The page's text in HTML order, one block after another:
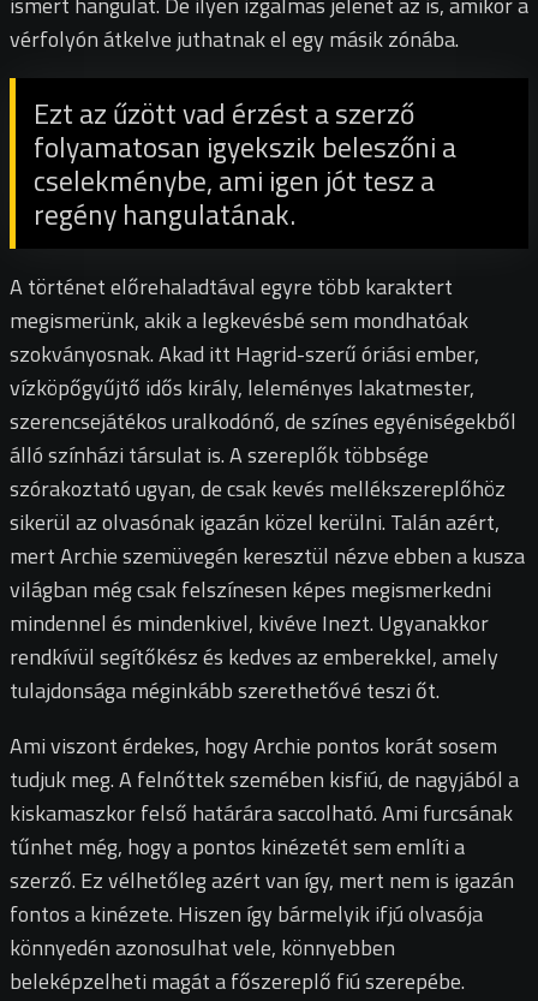
vérfolyón átkelve juthatnak el egy másik zónába.
Ezt az űzött vad érzést a szerző
folyamatosan igyekszik beleszőni a
cselekménybe, ami igen jót tesz a
regény hangulatának.
A történet előrehaladtával egyre több karaktert
megismerünk, akik a legkevésbé sem mondhatóak
szokványosnak. Akad itt Hagrid-szerű óriási ember,
vízköpőgyűjtő idős király, leleményes lakatmester,
szerencsejátékos uralkodónő, de színes egyéniségekből
álló színházi társulat is. A szereplők többsége
szórakoztató ugyan, de csak kevés mellékszereplőhöz
sikerül az olvasónak igazán közel kerülni. Talán azért,
mert Archie szemüvegén keresztül nézve ebben a kusza
világban még csak felszínesen képes megismerkedni
mindennel és mindenkivel, kivéve Inezt. Ugyanakkor
rendkívül segítőkész és kedves az emberekkel, amely
tulajdonsága méginkább szerethetővé teszi őt.
Ami viszont érdekes, hogy Archie pontos korát sosem
tudjuk meg. A felnőttek szemében kisfiú, de nagyjából a
kiskamaszkor felső határára saccolható. Ami furcsának
tűnhet még, hogy a pontos kinézetét sem említi a
szerző. Ez vélhetőleg azért van így, mert nem is igazán
fontos a kinézete. Hiszen így bármelyik ifjú olvasója
könnyedén azonosulhat vele, könnyebben
beleképzelheti magát a főszereplő fiú szerepébe.